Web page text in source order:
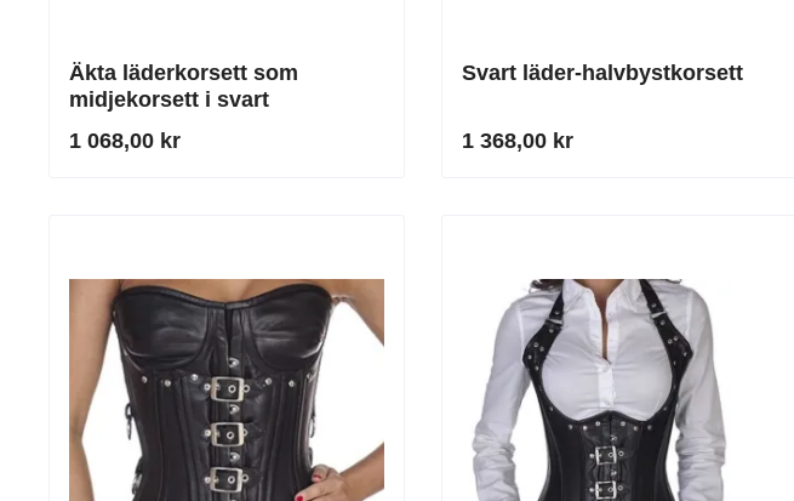
Äkta läderkorsett som
midjekorsett i svart
1 068,00 kr
Svart läder-halvbystkorsett
1 368,00 kr